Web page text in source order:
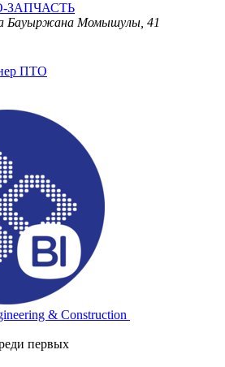
ЗАПЧАСТЬ
Бауыржана Момышулы, 41
ПТО
& Construction
первых